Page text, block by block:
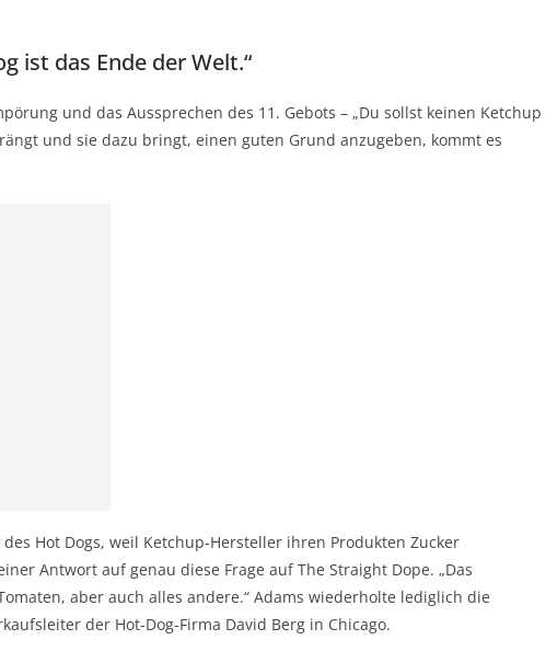
ist das Ende der Welt.“
und das Aussprechen des 11. Gebots – „Du sollst keinen Ketchup
und sie dazu bringt, einen guten Grund anzugeben, kommt es
Hot Dogs, weil Ketchup-Hersteller ihren Produkten Zucker
Antwort auf genau diese Frage aufThe Straight Dope. „Das
aber auch alles andere.“ Adams wiederholte lediglich die
der Hot-Dog-Firma David Berg in Chicago.